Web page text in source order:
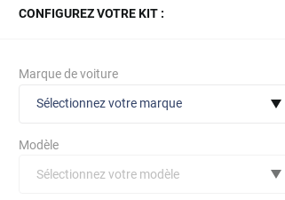
CONFIGUREZ VOTRE KIT :
Marque de voiture
Sélectionnez votre marque
Modèle
Sélectionnez votre modèle